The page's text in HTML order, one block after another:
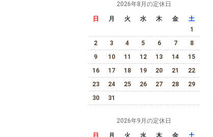
2026年8月の定休日
日 月 火 水 木 金
土
1
2
3 4 5 6 7
8
9
10 11 12 13 14
15
16
17 18 19 20 21
22
23
24 25 26 27 28
29
30
31
2026年9月の定休日
日 月 火 水 木 金 土